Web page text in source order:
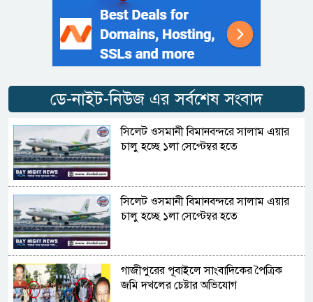
ডে-নাইট-নিউজ এর সর্বশেষ সংবাদ
সিলেট ওসমানী বিমানবন্দরে সালাম এয়ার
চালু হচ্ছে ১লা সেপ্টেম্বর হতে
সিলেট ওসমানী বিমানবন্দরে সালাম এয়ার
চালু হচ্ছে ১লা সেপ্টেম্বর হতে
গাজীপুরের পূবাইলে সাংবাদিকের পৈত্রিক
জমি দখলের চেষ্টার অভিযোগ